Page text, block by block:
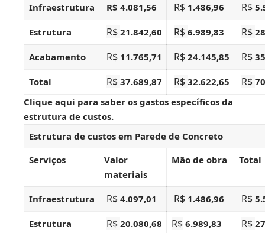
Infraestrutura R$ 4.081,56 R$ 1.486,96 R$
Estrutura R$ 21.842,60 R$ 6.989,83 R$
Acabamento R$ 11.765,71 R$ 24.145,85 R$
Total R$ 37.689,87 R$ 32.622,65 R$
Clique aqui para saber os gastos específicos da
estrutura de custos.
Estrutura de custos em Parede de Concreto
Serviços
Valor
materiais
Mão de obra Total
Infraestrutura R$ 4.097,01 R$ 1.486,96 R$
Estrutura R$ 20.080,68 R$6.989,83 R$